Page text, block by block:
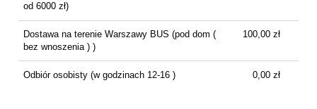
od 6000 zł)
Dostawa na terenie Warszawy BUS (pod dom (
bez wnoszenia ) )
100,00 zł
Odbiór osobisty(w godzinach 12-16 ) 0,00 zł